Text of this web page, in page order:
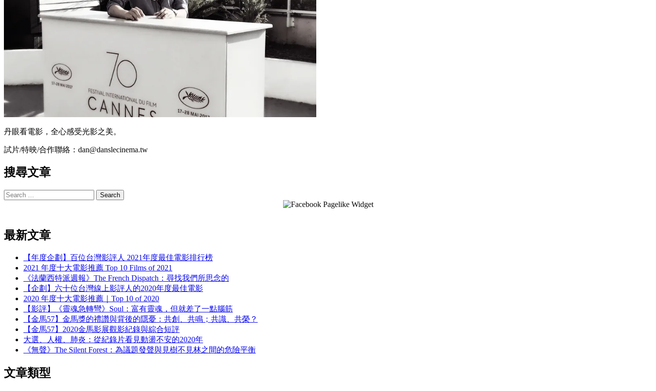
丹眼看電影，全心感受光影之美。
試片/特映/合作聯絡：dan@danslecinema.tw
搜尋文章
Search
for:
最新文章
【年度企劃】百位台灣影評人 2021年度最佳電影排行榜
2021 年度十大電影推薦 Top 10 Films of 2021
《法蘭西特派週報》The French Dispatch：尋找我們所思念的
【企劃】六十位台灣線上影評人的2020年度最佳電影
2020 年度十大電影推薦｜Top 10 of 2020
【影評】《靈魂急轉彎》Soul：富有靈魂，但就差了一點腦筋
【金馬57】金馬獎的禮讚與背後的隱憂：共創、共鳴；共識、共榮？
【金馬57】2020金馬影展觀影紀錄與綜合短評
大選、人權、肺炎：從紀錄片看見動盪不安的2020年
《無聲》The Silent Forest：為議題發聲與見樹不見林之間的危險平衡
文章類型